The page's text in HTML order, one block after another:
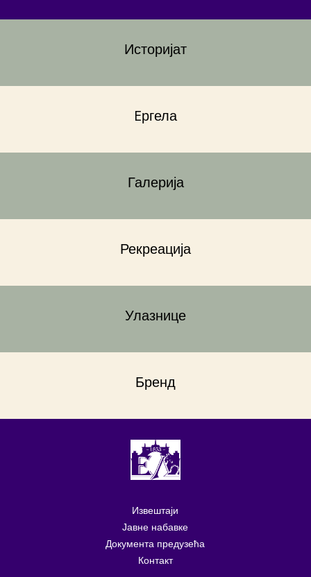
Историјат
Eргела
Галерија
Рекреација
Улазнице
Бренд
Извештаји
Јавне набавке
Документа предузећа
Контакт